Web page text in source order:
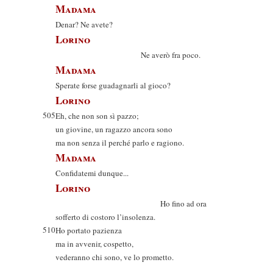
Madama
Denar? Ne avete?
Lorino
Ne averò fra poco.
Madama
Sperate forse guadagnarli al gioco?
Lorino
505Eh, che non son sì pazzo;
un giovine, un ragazzo ancora sono
ma non senza il perché parlo e ragiono.
Madama
Confidatemi dunque...
Lorino
Ho fino ad ora
sofferto di costoro l’insolenza.
510Ho portato pazienza
ma in avvenir, cospetto,
vederanno chi sono, ve lo prometto.